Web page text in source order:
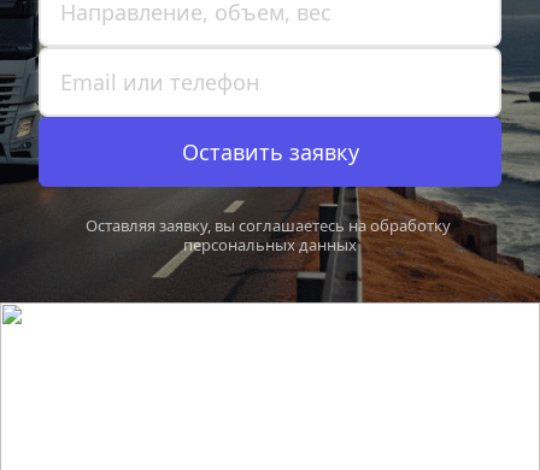
Оставить заявку
Оставляя заявку, вы соглашаетесь на обработку
персональных данных